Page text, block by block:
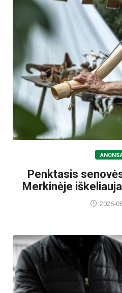
Penktasis
Merkinėje
2026-